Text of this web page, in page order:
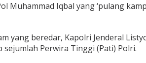
Muhammad Iqbal yang ‘pulang
yang beredar, Kapolri Jenderal
Perwira Tinggi (Pati) Polri.